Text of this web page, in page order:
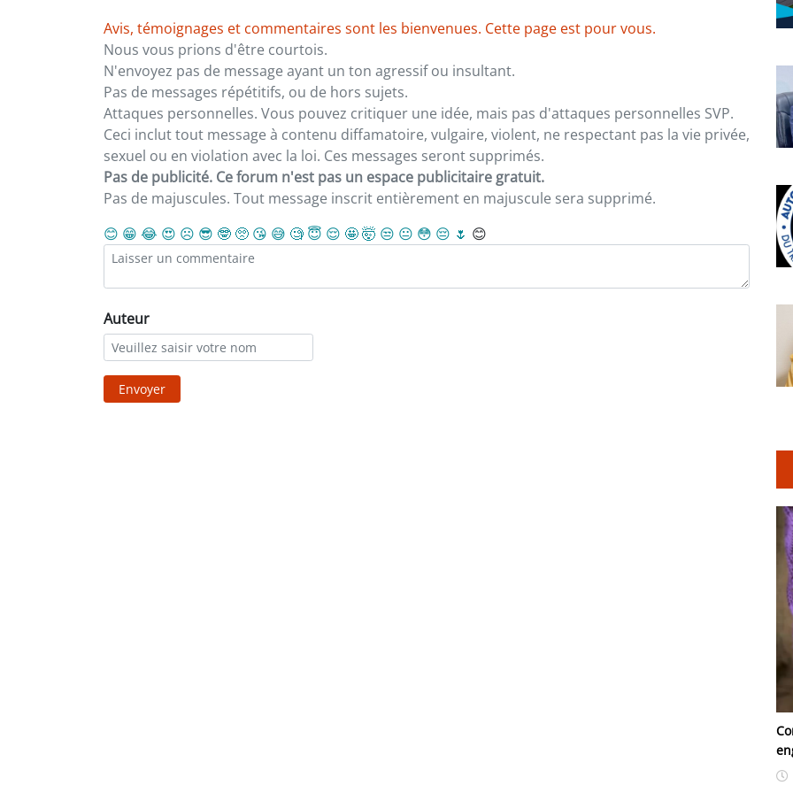
Avis, témoignages et commentaires sont les bienvenues. Cette page est pour vous.
Nous vous prions d'être courtois.
N'envoyez pas de message ayant un ton agressif ou insultant.
Pas de messages répétitifs, ou de hors sujets.
Attaques personnelles. Vous pouvez critiquer une idée, mais pas d'attaques personnelles SVP.
Ceci inclut tout message à contenu diffamatoire, vulgaire, violent, ne respectant pas la vie privée,
sexuel ou en violation avec la loi. Ces messages seront supprimés.
Pas de publicité. Ce forum n'est pas un espace publicitaire gratuit.
Pas de majuscules. Tout message inscrit entièrement en majuscule sera supprimé.
😊 😁 😂 😍 ☹️ 😎 🤓 🥺 😘 😅 🧐 😇 😌 🤩🤯 😒 😐 😳 😔 🌷 😊
Auteur
Envoyer